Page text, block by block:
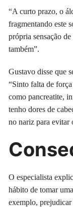
“A curto prazo, o
fragmentando este
própria sensação
também”.
Gustavo disse que
“Sinto falta de
como pancreatite,
tenho dores de
no nariz para evitar
O especialista
hábito de tomar
exemplo,